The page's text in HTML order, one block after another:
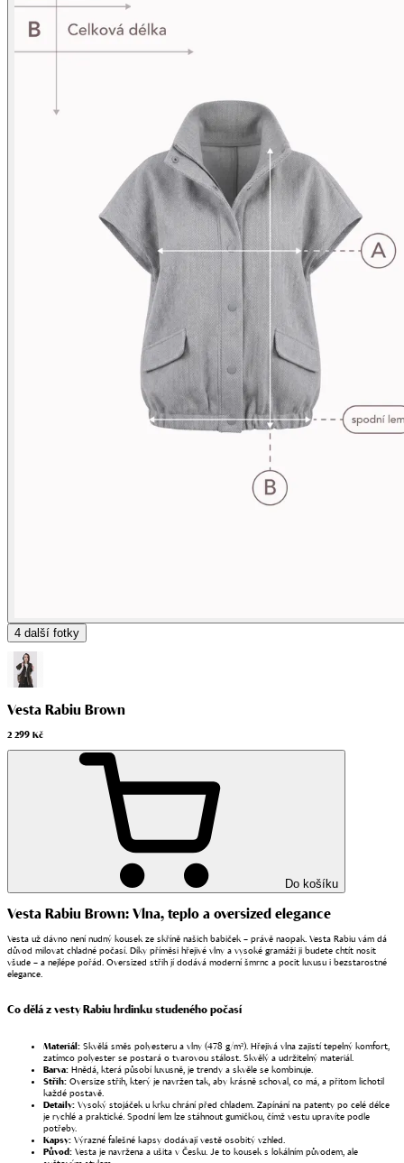
4 další fotky
Vesta Rabiu Brown
2 299 Kč
Do košíku
Vesta Rabiu Brown: Vlna, teplo a oversized elegance
Vesta už dávno není nudný kousek ze skříně našich babiček – právě naopak. Vesta Rabiu vám dá
důvod milovat chladné počasí. Díky příměsi hřejivé vlny a vysoké gramáži ji budete chtít nosit
všude – a nejlépe pořád. Oversized střih jí dodává moderní šmrnc a pocit luxusu i bezstarostné
elegance.
Co dělá z vesty Rabiu hrdinku studeného počasí
Materiál: Skvělá směs polyesteru a vlny (478 g/m²). Hřejivá vlna zajistí tepelný komfort,
zatímco polyester se postará o tvarovou stálost. Skvělý a udržitelný materiál.
Barva: Hnědá, která působí luxusně, je trendy a skvěle se kombinuje.
Střih: Oversize střih, který je navržen tak, aby krásně schoval, co má, a přitom lichotil
každé postavě.
Detaily: Vysoký stojáček u krku chrání před chladem. Zapínání na patenty po celé délce
je rychlé a praktické. Spodní lem lze stáhnout gumičkou, čímž vestu upravíte podle
potřeby.
Kapsy: Výrazné falešné kapsy dodávají vestě osobitý vzhled.
Původ: Vesta je navržena a ušita v Česku. Je to kousek s lokálním původem, ale